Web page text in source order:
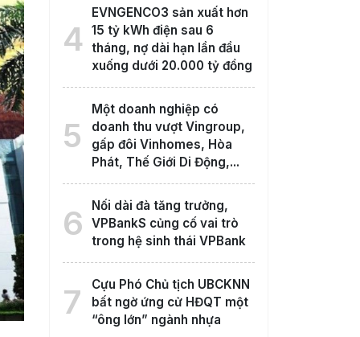
4
EVNGENCO3 sản xuất hơn
15 tỷ kWh điện sau 6
tháng, nợ dài hạn lần đầu
xuống dưới 20.000 tỷ đồng
5
Một doanh nghiệp có
doanh thu vượt Vingroup,
gấp đôi Vinhomes, Hòa
Phát, Thế Giới Di Động,...
6
Nối dài đà tăng trưởng,
VPBankS củng cố vai trò
trong hệ sinh thái VPBank
7
Cựu Phó Chủ tịch UBCKNN
bất ngờ ứng cử HĐQT một
“ông lớn” ngành nhựa